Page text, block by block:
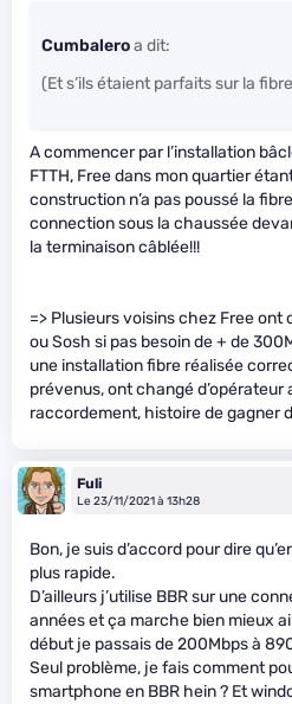
Cumbaleroa dit:
(Et s’ils étaient parfaits sur la
A commencer par l’installation
FTTH, Free dans mon quartier
construction n’a pas poussé la
connection sous la chaussée
la terminaison câblée!!!
=> Plusieurs voisins chez Free ont
ou Sosh si pas besoin de + de
une installation fibre réalisée
prévenus, ont changé
raccordement, histoire de gagner
Fuli
Le 23/11/2021 à 13h28
Bon, je suis d’accord pour dire
plus rapide.
D’ailleurs j’utilise BBR sur une
années et ça marche bien mieux
début je passais de 200Mbps à
Seul problème, je fais comment
smartphone en BBR hein ? Et